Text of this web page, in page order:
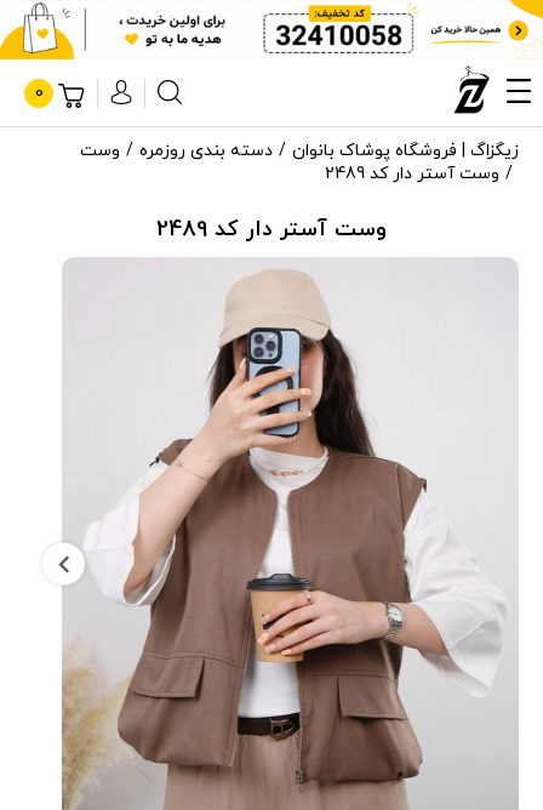
0
زیگزاگ | فروشگاه پوشاک بانوان دسته بندی روزمره
وست
وست آستر دار کد 2489
وست آستر دار کد 2489